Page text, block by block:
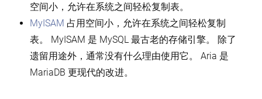
空间小，允许在系统之间轻松复制表。
MyISAM 占用空间小，允许在系统之间轻松复制
表。 MyISAM 是 MySQL 最古老的存储引擎。 除了
遗留用途外，通常没有什么理由使用它。 Aria 是
MariaDB 更现代的改进。